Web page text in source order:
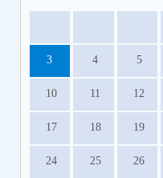
3 4 5
10 11 12
17 18 19
24 25 26